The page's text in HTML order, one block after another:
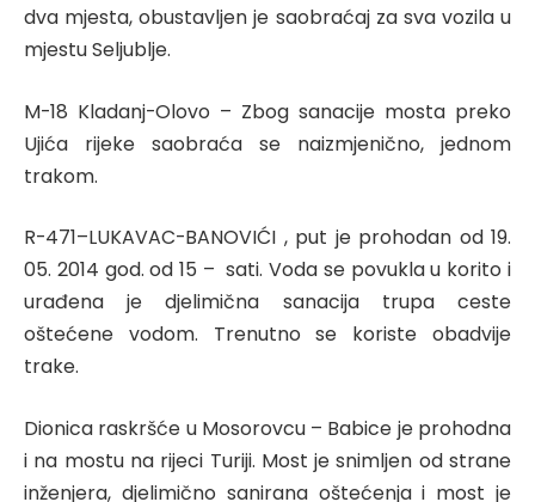
dva mjesta, obustavljen je saobraćaj za sva vozila u
mjestu Seljublje.
M-18 Kladanj-Olovo – Zbog sanacije mosta preko
Ujića rijeke saobraća se naizmjenično, jednom
trakom.
R-471–LUKAVAC-BANOVIĆI , put je prohodan od 19.
05. 2014 god. od 15 – sati. Voda se povukla u korito i
urađena je djelimična sanacija trupa ceste
oštećene vodom. Trenutno se koriste obadvije
trake.
Dionica raskršće u Mosorovcu – Babice je prohodna
i na mostu na rijeci Turiji. Most je snimljen od strane
inženjera, djelimično sanirana oštećenja i most je